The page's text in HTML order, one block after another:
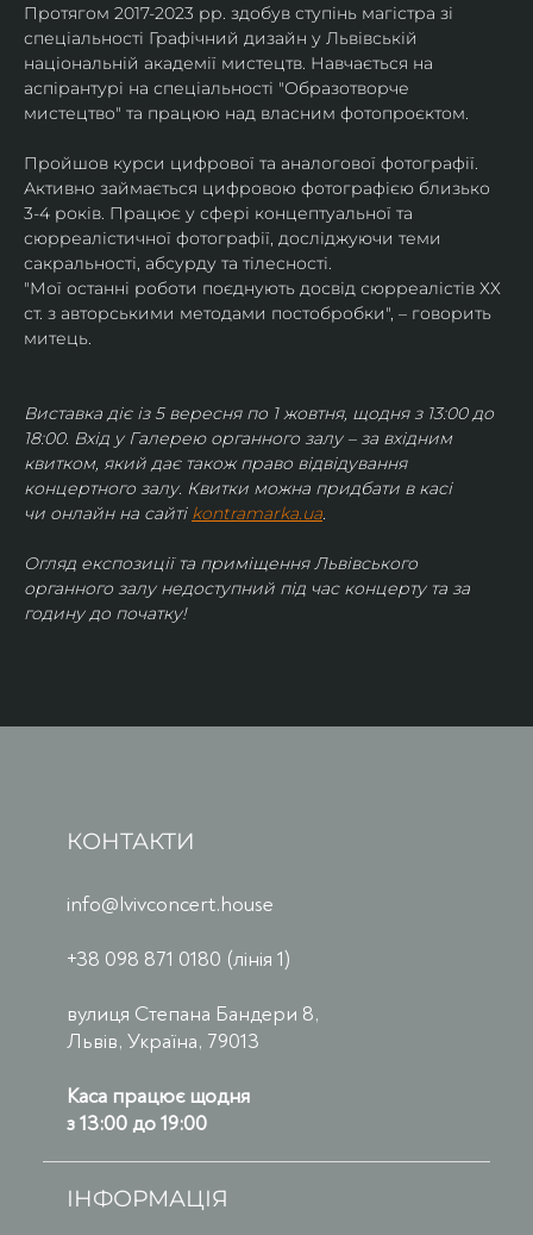
Протягом 2017-2023 рр. здобув ступінь магістра зі
спеціальності Графічний дизайн у Львівській
національній академії мистецтв. Навчається на
аспірантурі на спеціальності "Образотворче
мистецтво" та працюю над власним фотопроєктом.
Пройшов курси цифрової та аналогової фотографії.
Активно займається цифровою фотографією близько
3-4 років. Працює у сфері концептуальної та
сюрреалістичної фотографії, досліджуючи теми
сакральності, абсурду та тілесності.
"Мої останні роботи поєднують досвід сюрреалістів ХХ
ст. з авторськими методами постобробки", – говорить
митець.
Виставка діє із 5 вересня по 1 жовтня, щодня з 13:00 до
18:00. Вхід у Галерею органного залу – за вхідним
квитком, який дає також право відвідування
концертного залу. Квитки можна придбати в касі
чи онлайн на сайті kontramarka.ua.
Огляд експозиції та приміщення Львівського
органного залу недоступний під час концерту та за
годину до початку!
КОНТАКТИ
info@lvivconcert.house
+38 098 871 0180 (лінія 1)
вулиця Степана Бандери 8,
Львів, Україна, 79013
Каса працює щодня
з 13:00 до 19:00
ІНФОРМАЦІЯ